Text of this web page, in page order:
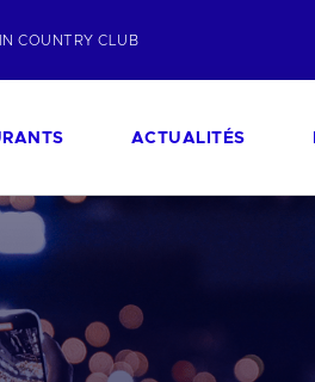
COUNTRY CLUB
ACTUALITÉS